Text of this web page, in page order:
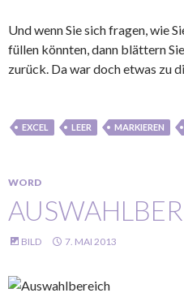
Und wenn Sie sich fragen, wie
füllen könnten, dann blättern
zurück. Da war doch etwas zu
EXCEL LEER MARKIEREN
WORD
BILD 7. MAI 2013